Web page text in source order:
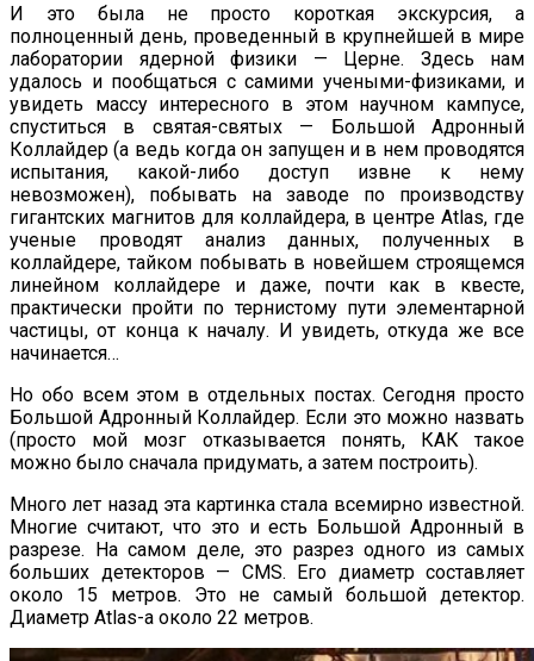
И это была не просто короткая экскурсия, а
полноценный день, проведенный в крупнейшей в мире
лаборатории ядерной физики — Церне. Здесь нам
удалось и пообщаться с самими учеными-физиками, и
увидеть массу интересного в этом научном кампусе,
спуститься в святая-святых — Большой Адронный
Коллайдер (а ведь когда он запущен и в нем проводятся
испытания, какой-либо доступ извне к нему
невозможен), побывать на заводе по производству
гигантских магнитов для коллайдера, в центре Atlas, где
ученые проводят анализ данных, полученных в
коллайдере, тайком побывать в новейшем строящемся
линейном коллайдере и даже, почти как в квесте,
практически пройти по тернистому пути элементарной
частицы, от конца к началу. И увидеть, откуда же все
начинается…
Но обо всем этом в отдельных постах. Сегодня просто
Большой Адронный Коллайдер. Если это можно назвать
(просто мой мозг отказывается понять, КАК такое
можно было сначала придумать, а затем построить).
Много лет назад эта картинка стала всемирно известной.
Многие считают, что это и есть Большой Адронный в
разрезе. На самом деле, это разрез одного из самых
больших детекторов — CMS. Его диаметр составляет
около 15 метров. Это не самый большой детектор.
Диаметр Atlas-а около 22 метров.